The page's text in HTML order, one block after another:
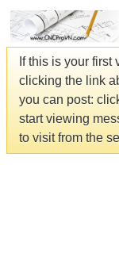
If this is your first
clicking the link
you can post:
start viewing
to visit from the